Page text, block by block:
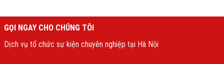
GỌI NGAY CHO CHÚNG TÔI
Dịch vụ tổ chức sự kiện chuyên nghiệp tại Hà Nội